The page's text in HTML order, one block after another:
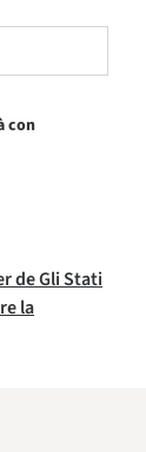
con
de Gli Stati
la